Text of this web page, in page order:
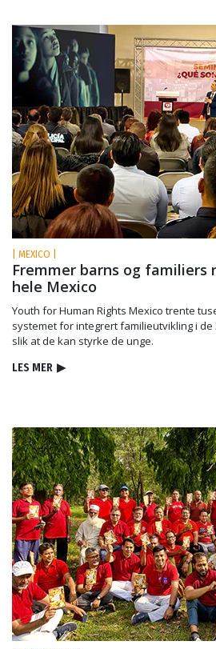
| MEXICO |
Fremmer barns og
hele Mexico
Youth for Human Rights Mexico trente
systemet for integrert familieutvikling i
slik at de kan styrke de unge.
LES MER ▶